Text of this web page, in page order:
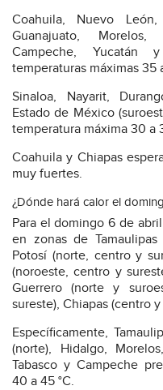
Coahuila, Nuevo
Guanajuato, Morelos,
Campeche, Yucatán
temperaturas máximas 35
Sinaloa, Nayarit,
Estado de México
temperatura máxima 30 a
Coahuila y Chiapas
muy fuertes.
¿Dónde hará calor el
Para el domingo 6 de
en zonas de
Potosí (norte, centro y
(noroeste, centro y
Guerrero (norte y
sureste), Chiapas (centro
Específicamente,
(norte), Hidalgo,
Tabasco y Campeche
40 a 45 °C.